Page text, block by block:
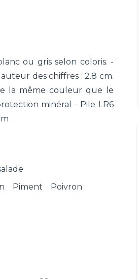
ou gris selon coloris. -
des chiffres : 2.8 cm.
la même couleur que le
minéral - Pile LR6
Piment
Poivron